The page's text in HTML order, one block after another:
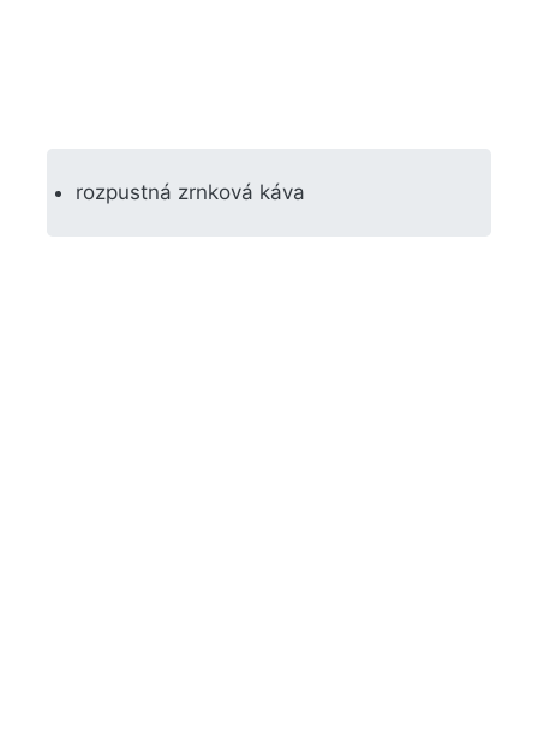
rozpustná zrnková káva